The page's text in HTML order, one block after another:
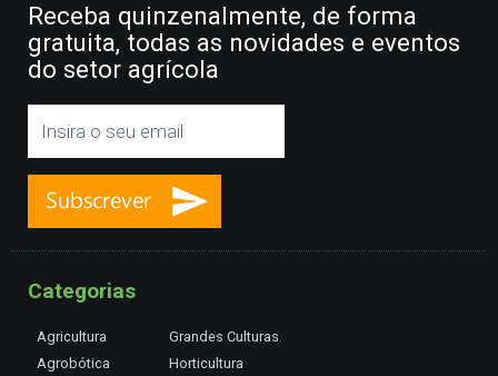
Receba quinzenalmente, de forma
gratuita, todas as novidades e eventos
do setor agrícola
Categorias
Agricultura
Agrobótica
Grandes Culturas
Horticultura